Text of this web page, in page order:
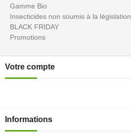
Gamme Bio
Insecticides non soumis à la législation
BLACK FRIDAY
Promotions
Votre compte
Informations